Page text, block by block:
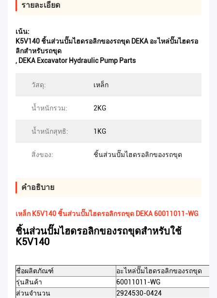
รายละเอียด
เน้น:
K5V140 ชิ้นส่วนปั๊มไฮดรอลิกของรถขุด DEKA อะไหล่ปั๊มไฮดรอ
ลิกสำหรับรถขุด
, DEKA Excavator Hydraulic Pump Parts
วัสดุ: เหล็ก
น้ำหนักรวม: 2KG
น้ำหนักสุทธิ: 1KG
สิ่งของ: ชิ้นส่วนปั๊มไฮดรอลิกของรถขุด
คําอธิบาย
เหล็ก K5V140 ชิ้นส่วนปั๊มไฮดรอลิกรถขุด DEKA 60011011-WG
ชิ้นส่วนปั๊มไฮดรอลิกของรถขุดสำหรับใช้
K5V140
ชื่อผลิตภัณฑ์
อะไหล่ปั๊มไฮดรอลิกของรถขุด
รุ่นสินค้า
60011011-WG
ส่วนจำนวน
2924530-0424